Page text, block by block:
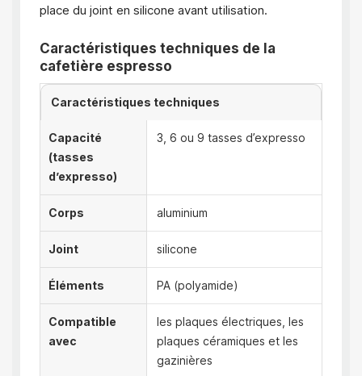
place du joint en silicone avant utilisation.
Caractéristiques techniques de la
cafetière espresso
Caractéristiques techniques
Capacité
(tasses
d’expresso)
3, 6 ou 9 tasses d’expresso
Corps aluminium
Joint silicone
Éléments PA (polyamide)
Compatible
avec
les plaques électriques, les
plaques céramiques et les
gazinières